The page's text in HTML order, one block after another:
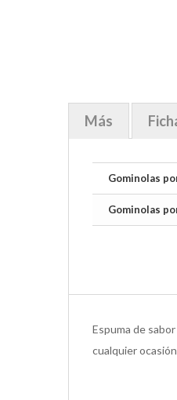
Más
Gominolas
Gominolas
Espuma de
cualquier